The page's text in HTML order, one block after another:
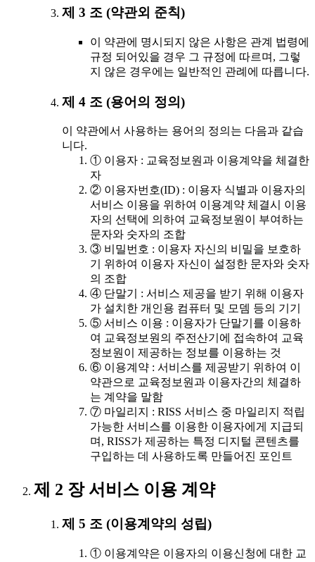
제 3 조 (약관외 준칙)
이 약관에 명시되지 않은 사항은 관계 법령에
규정 되어있을 경우 그 규정에 따르며, 그렇
지 않은 경우에는 일반적인 관례에 따릅니다.
제 4 조 (용어의 정의)
이 약관에서 사용하는 용어의 정의는 다음과 같습
니다.
① 이용자 : 교육정보원과 이용계약을 체결한
자
② 이용자번호(ID) : 이용자 식별과 이용자의
서비스 이용을 위하여 이용계약 체결시 이용
자의 선택에 의하여 교육정보원이 부여하는
문자와 숫자의 조합
③ 비밀번호 : 이용자 자신의 비밀을 보호하
기 위하여 이용자 자신이 설정한 문자와 숫자
의 조합
④ 단말기 : 서비스 제공을 받기 위해 이용자
가 설치한 개인용 컴퓨터 및 모뎀 등의 기기
⑤ 서비스 이용 : 이용자가 단말기를 이용하
여 교육정보원의 주전산기에 접속하여 교육
정보원이 제공하는 정보를 이용하는 것
⑥ 이용계약 : 서비스를 제공받기 위하여 이
약관으로 교육정보원과 이용자간의 체결하
는 계약을 말함
⑦ 마일리지 : RISS 서비스 중 마일리지 적립
가능한 서비스를 이용한 이용자에게 지급되
며, RISS가 제공하는 특정 디지털 콘텐츠를
구입하는 데 사용하도록 만들어진 포인트
제 2 장 서비스 이용 계약
제 5 조 (이용계약의 성립)
① 이용계약은 이용자의 이용신청에 대한 교